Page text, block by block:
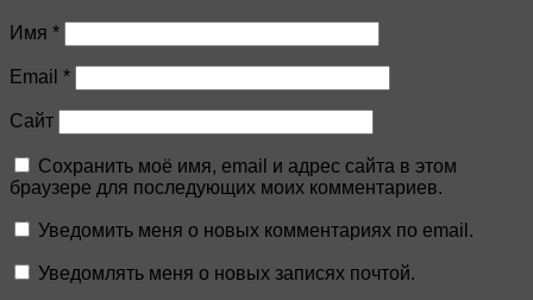
Имя *
Email *
Сайт
Сохранить моё имя, email и адрес сайта в этом
браузере для последующих моих комментариев.
Уведомить меня о новых комментариях по email.
Уведомлять меня о новых записях почтой.